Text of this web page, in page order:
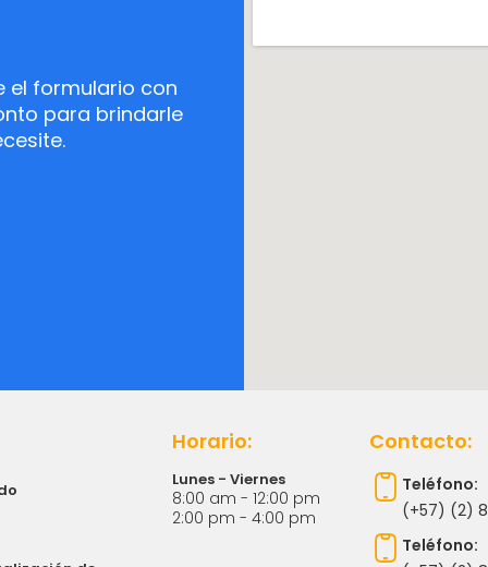
el formulario con
para brindarle
Horario:
Lunes - Viernes
8:00 am - 12:00 pm
2:00 pm - 4:00 pm
Contacto:
Teléfono:
(+57) (2)
Teléfono: